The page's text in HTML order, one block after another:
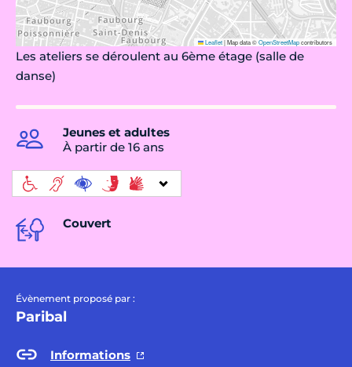
Leaflet|Map data ©OpenStreetMapcontributors
Les ateliers se déroulent au 6ème étage (salle de
danse)
Jeunes et adultes
À partir de 16 ans
Couvert
Évènement proposé par :
Paribal
Informations